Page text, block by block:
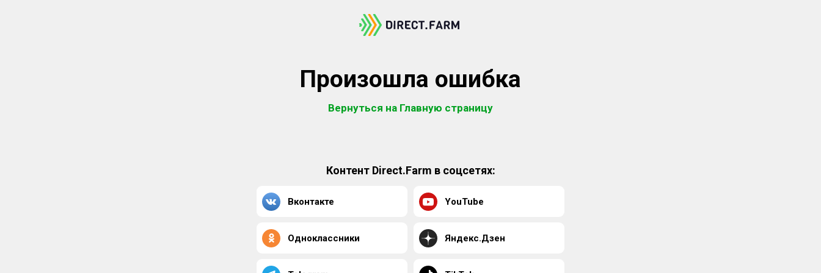
Произошла ошибка
Вернуться на Главную страницу
Контент Direct.Farm в соцсетях:
Вконтакте YouTube
Одноклассники Яндекс.Дзен